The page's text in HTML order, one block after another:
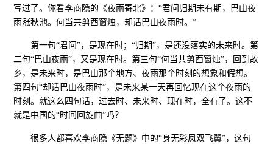
写过了。你看李商隐的《夜雨寄北》：“君问归期未有期，巴山夜
雨涨秋池。何当共剪西窗烛，却话巴山夜雨时。”
第一句“君问”，是现在时；“归期”，是还没落实的未来时。第
二句“巴山夜雨”，又是现在时。第三句“何当共剪西窗烛”，回到故
乡，是未来时，是巴山那个地方、夜雨那个时刻的想象和假想。
第四句“却话巴山夜雨时”，是未来某一天再回忆现在这个夜雨的
时刻。就这么四句话，过去时、未来时、现在时，全有了。这不
就是中国的“时间回旋曲”吗？
很多人都喜欢李商隐《无题》中的“身无彩凤双飞翼”，这句